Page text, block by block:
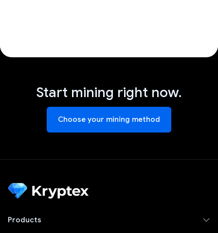
Start mining right now.
Choose your mining method
Products